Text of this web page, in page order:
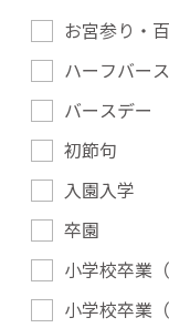
お宮参り・
ハーフバー
バースデー
初節句
入園入学
卒園
小学校卒業（
小学校卒業（